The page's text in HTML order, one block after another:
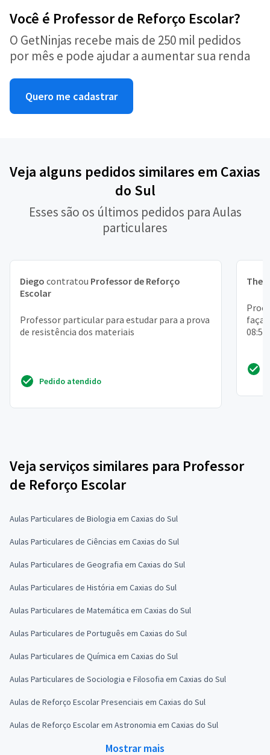
Você é Professor de Reforço Escolar?
O GetNinjas recebe mais de 250 mil pedidos
por mês e pode ajudar a aumentar sua renda
Quero me cadastrar
Veja alguns pedidos similares em Caxias
do Sul
Esses são os últimos pedidos para Aulas
particulares
Diego contratou Professor de Reforço
Escolar
Professor particular para estudar para a prova
de resistência dos materiais
Pedido atendido
Theo
faça
08:50
Veja serviços similares para Professor
de Reforço Escolar
Aulas Particulares de Biologia em Caxias do Sul
Aulas Particulares de Ciências em Caxias do Sul
Aulas Particulares de Geografia em Caxias do Sul
Aulas Particulares de História em Caxias do Sul
Aulas Particulares de Matemática em Caxias do Sul
Aulas Particulares de Português em Caxias do Sul
Aulas Particulares de Química em Caxias do Sul
Aulas Particulares de Sociologia e Filosofia em Caxias do Sul
Aulas de Reforço Escolar Presenciais em Caxias do Sul
Aulas de Reforço Escolar em Astronomia em Caxias do Sul
Mostrar mais